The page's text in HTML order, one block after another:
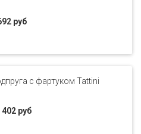
руб
с фартуком Tattini
402 руб